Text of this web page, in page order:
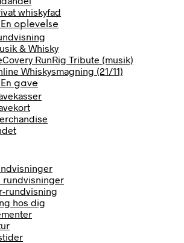
whiskyfad
oplevelse
& Whisky
RunRig Tribute (musik)
Whiskysmagning (21/11)
gave
rundvisninger
rundvisning
hos dig